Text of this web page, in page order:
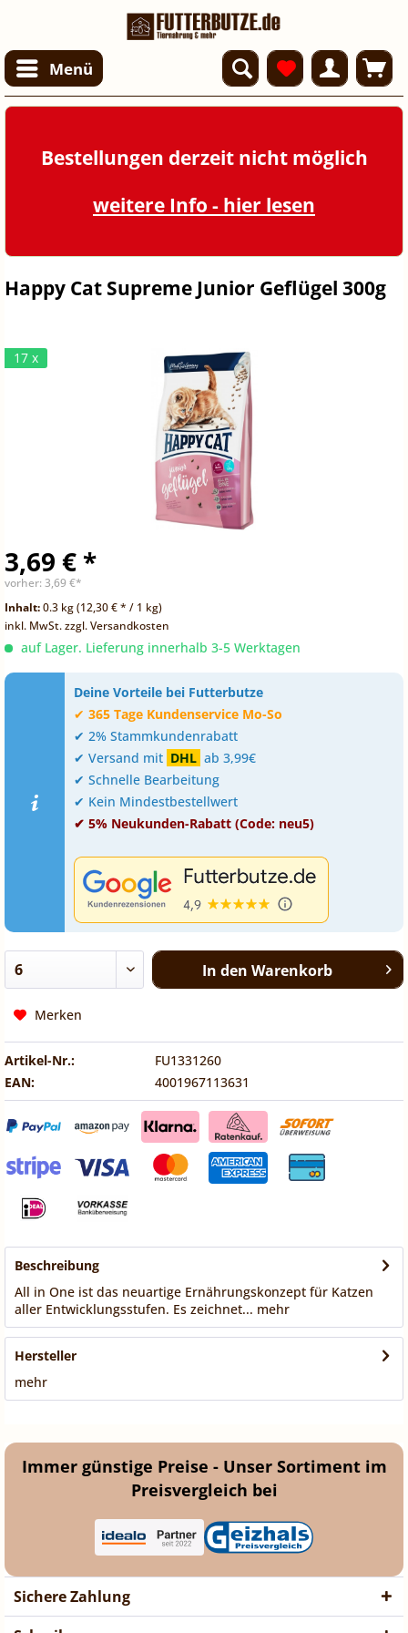
Menü
Bestellungen derzeit nicht möglich
weitere Info - hier lesen
Happy Cat Supreme Junior Geflügel 300g
17 x
3,69 € *
vorher: 3,69 €*
Inhalt:0.3 kg (12,30 € * / 1 kg)
inkl. MwSt.zzgl. Versandkosten
auf Lager. Lieferung innerhalb 3-5 Werktagen
Deine Vorteile bei Futterbutze
✔ 365 Tage Kundenservice Mo-So
✔ 2% Stammkundenrabatt
✔ Versand mit DHL ab 3,99€
✔ Schnelle Bearbeitung
✔ Kein Mindestbestellwert
✔ 5% Neukunden-Rabatt (Code: neu5)
In den Warenkorb
Merken
Artikel-Nr.:
FU1331260
EAN:
4001967113631
Beschreibung
All in One ist das neuartige Ernährungskonzept für Katzen
aller Entwicklungsstufen. Es zeichnet... mehr
Hersteller
mehr
Immer günstige Preise - Unser Sortiment im
Preisvergleich bei
Sichere Zahlung